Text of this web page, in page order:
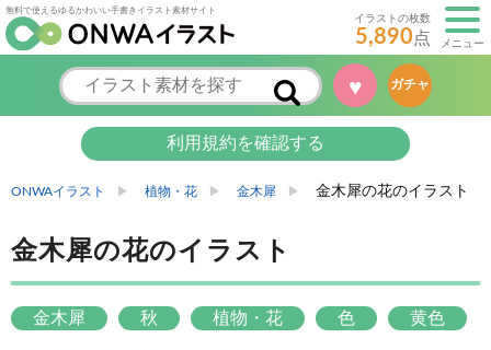
無料で使えるゆるかわいい手書きイラスト素材サイト
イラストの枚数
5,890点 メニュー
♥ ガチャ
利用規約を確認する
ONWAイラスト 植物・花 金木犀 金木犀の花のイラスト
金木犀の花のイラスト
金木犀 秋 植物・花 色 黄色